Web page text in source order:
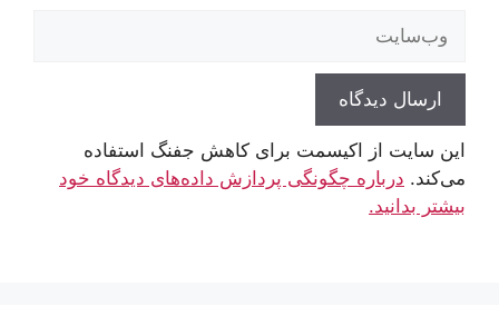
وب‌سایت
این سایت از اکیسمت برای کاهش جفنگ استفاده
می‌کند. درباره چگونگی پردازش داده‌های دیدگاه خود
بیشتر بدانید.